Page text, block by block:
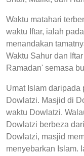
Waktu matahari
waktu Iftar, ialah
menandakan
Waktu Sahur dan
Ramadan' semasa
Umat Islam
Dowlatzi. Masjid di
waktu Dowlatzi.
Dowlatzi berbeza
Dowlatzi, masjid
menyebarkan Islam.